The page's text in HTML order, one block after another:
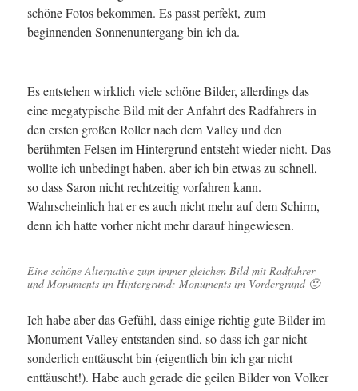
schöne Fotos bekommen. Es passt perfekt, zum
beginnenden Sonnenuntergang bin ich da.
Es entstehen wirklich viele schöne Bilder, allerdings das
eine megatypische Bild mit der Anfahrt des Radfahrers in
den ersten großen Roller nach dem Valley und den
berühmten Felsen im Hintergrund entsteht wieder nicht. Das
wollte ich unbedingt haben, aber ich bin etwas zu schnell,
so dass Saron nicht rechtzeitig vorfahren kann.
Wahrscheinlich hat er es auch nicht mehr auf dem Schirm,
denn ich hatte vorher nicht mehr darauf hingewiesen.
Eine schöne Alternative zum immer gleichen Bild mit Radfahrer
und Monuments im Hintergrund: Monuments im Vordergrund 🙂
Ich habe aber das Gefühl, dass einige richtig gute Bilder im
Monument Valley entstanden sind, so dass ich gar nicht
sonderlich enttäuscht bin (eigentlich bin ich gar nicht
enttäuscht!). Habe auch gerade die geilen Bilder von Volker